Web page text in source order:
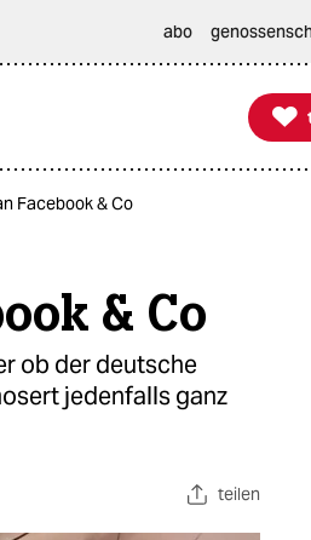
abo

taz
Facebook & Co
& Co
ob der deutsche
jedenfalls ganz
teilen